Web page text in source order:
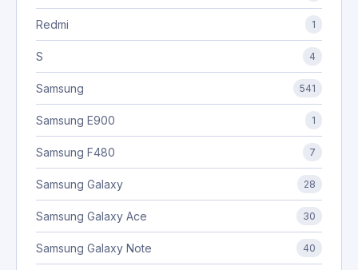
Redmi 1
S 4
Samsung 541
Samsung E900 1
Samsung F480 7
Samsung Galaxy 28
Samsung Galaxy Ace 30
Samsung Galaxy Note 40